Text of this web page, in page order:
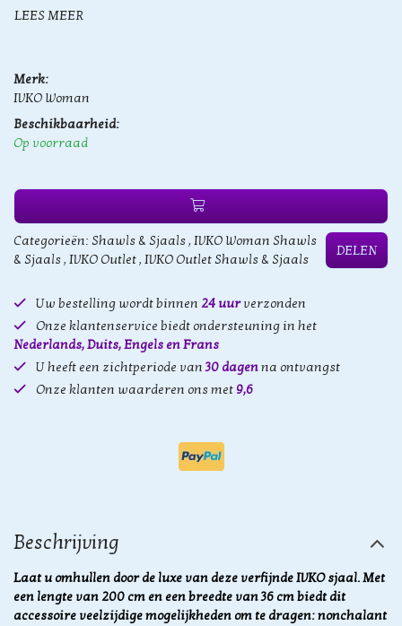
LEES MEER
Merk:
IVKO Woman
Beschikbaarheid:
Op voorraad
Categorieën: Shawls & Sjaals, IVKO Woman Shawls
& Sjaals, IVKO Outlet, IVKO Outlet Shawls & Sjaals
DELEN
Uw bestelling wordt binnen 24 uurverzonden
Onze klantenservice biedt ondersteuning in het
Nederlands, Duits, Engels en Frans
U heeft een zichtperiode van30 dagenna ontvangst
Onze klanten waarderen ons met 9,6
Beschrijving
Laat u omhullen door de luxe van deze verfijnde IVKO sjaal. Met
een lengte van 200 cm en een breedte van 36 cm biedt dit
accessoire veelzijdige mogelijkheden om te dragen: nonchalant